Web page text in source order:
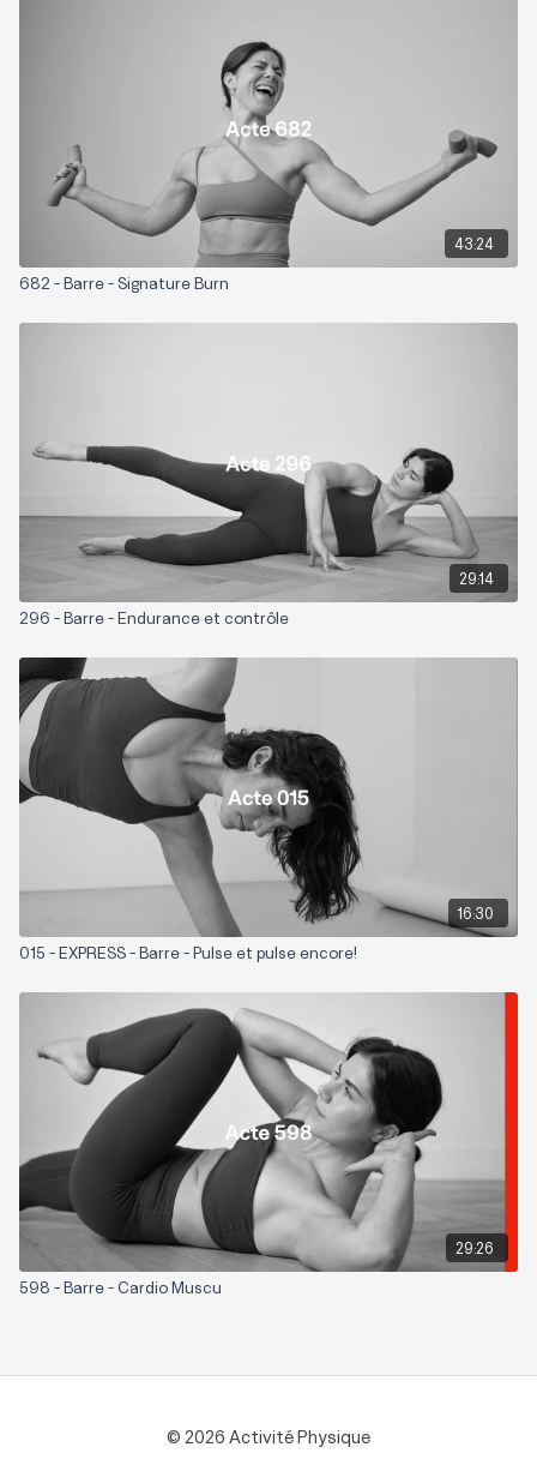
43:24
682 - Barre - Signature Burn
29:14
296 - Barre - Endurance et contrôle
16:30
015 - EXPRESS - Barre - Pulse et pulse encore!
29:26
598 - Barre - Cardio Muscu
© 2026 Activité Physique